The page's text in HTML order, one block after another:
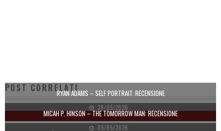
POST CORRELATIRYAN ADAMS – SELF PORTRAIT: RECENSIONE
28/05/2026
MICAH P. HINSON – THE TOMORROW MAN: RECENSIONE
05/05/2026